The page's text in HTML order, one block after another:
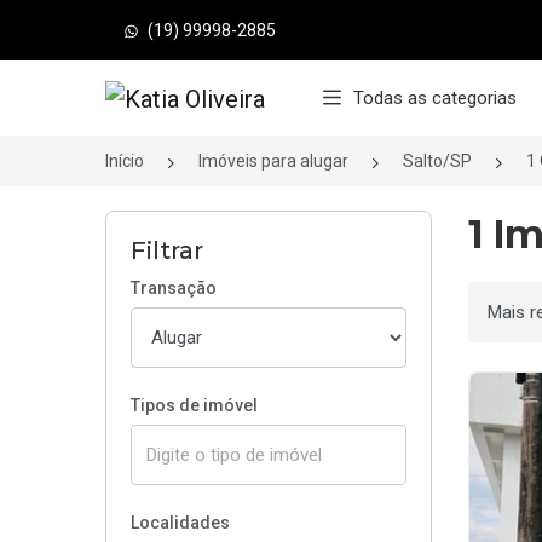
(19) 99998-2885
Página inicial Todas as categorias
Início Imóveis para alugar Salto/SP 1
Filtrar
Transação
Tipos de imóvel
Localidades
1